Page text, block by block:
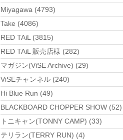
Miyagawa (4793)
Take (4086)
RED TAiL (3815)
RED TAiL 販売店様 (282)
マガジン(ViSE Archive) (29)
ViSEチャンネル (240)
Hi Blue Run (49)
BLACKBOARD CHOPPER SHOW (52)
トニキャン(TONNY CAMP) (33)
テリラン(TERRY RUN) (4)